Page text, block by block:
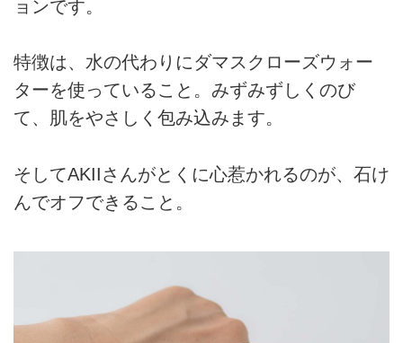
ョンです。
特徴は、水の代わりにダマスクローズウォー
ターを使っていること。みずみずしくのび
て、肌をやさしく包み込みます。
そしてAKIIさんがとくに心惹かれるのが、石け
んでオフできること。